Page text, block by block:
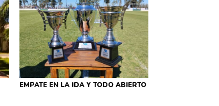
EMPATE EN LA IDA Y TODO ABIERTO